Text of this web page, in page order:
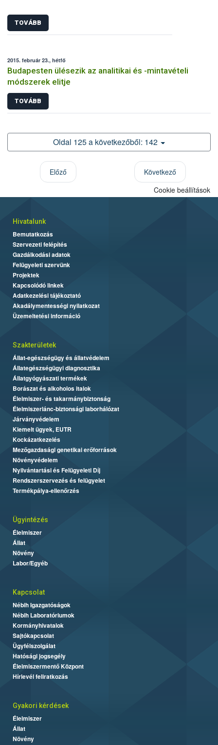
TOVÁBB
2015. február 23., hétfő
Budapesten ülésezik az analitikai és -mintavételi
módszerek elitje
TOVÁBB
Oldal 125 a következőből: 142
Előző
Következő
Cookie beállítások
Hivatalunk
Bemutatkozás
Szervezeti felépítés
Gazdálkodási adatok
Felügyeleti szervünk
Projektek
Kapcsolódó linkek
Adatkezelési tájékoztató
Akadálymentességi nyilatkozat
Üzemeltetési információ
Szakterületek
Állat-egészségügy és állatvédelem
Állategészségügyi diagnosztika
Állatgyógyászati termékek
Borászat és alkoholos italok
Élelmiszer- és takarmánybiztonság
Élelmiszerlánc-biztonsági laborhálózat
Járványvédelem
Kiemelt ügyek, EUTR
Kockázatkezelés
Mezőgazdasági genetikai erőforrások
Növényvédelem
Nyilvántartási és Felügyeleti Díj
Rendszerszervezés és felügyelet
Termékpálya-ellenőrzés
Ügyintézés
Élelmiszer
Állat
Növény
Labor/Egyéb
Kapcsolat
Nébih Igazgatóságok
Nébih Laboratóriumok
Kormányhivatalok
Sajtókapcsolat
Ügyfélszolgálat
Hatósági jogsegély
Élelmiszermentő Központ
Hírlevél feliratkozás
Gyakori kérdések
Élelmiszer
Állat
Növény